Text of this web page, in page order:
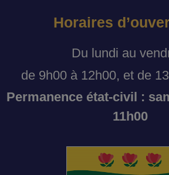
Horaires
Du lundi au
de 9h00 à 12h00, et de
Permanence état-civil :
11h00